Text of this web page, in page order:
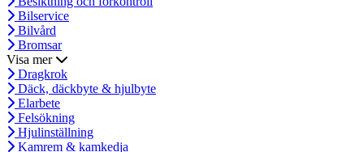
Bilservice
Bilvård
Bromsar
Visa mer
Dragkrok
Däck, däckbyte & hjulbyte
Elarbete
Felsökning
Hjulinställning
Kamrem & kamkedja